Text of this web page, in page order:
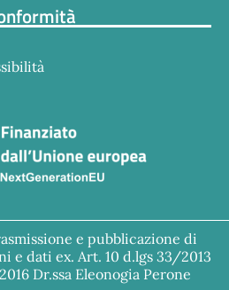
e pubblicazione di
e dati ex. Art. 10 d.lgs 33/2013
Dr.ssa Eleonogia Perone